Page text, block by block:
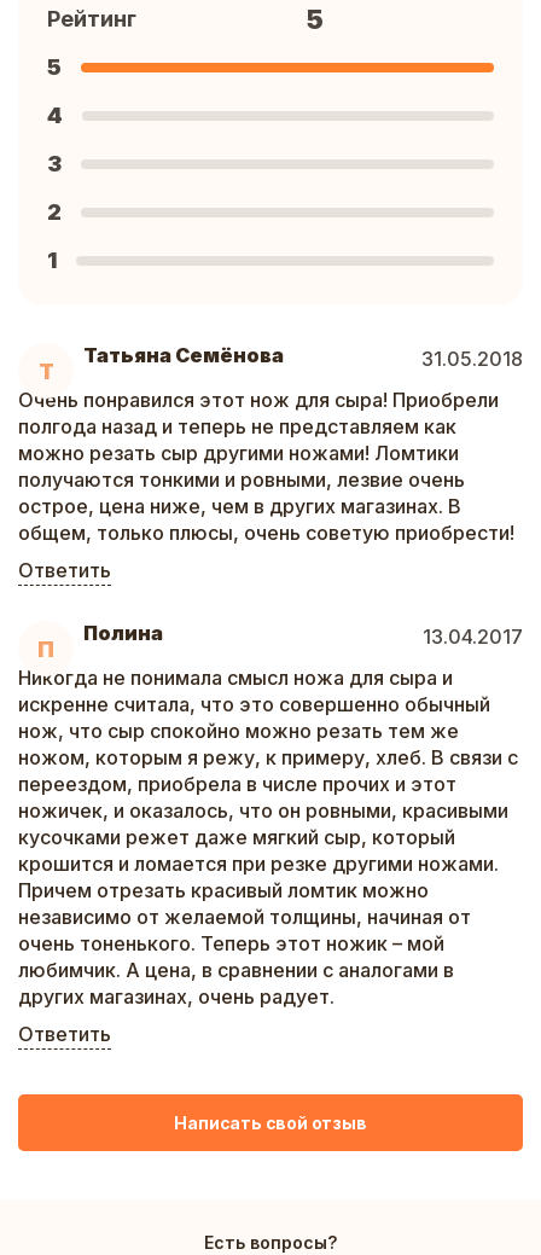
Т
Татьяна Семёнова
31.05.2018
Очень понравился этот нож для сыра! Приобрели
полгода назад и теперь не представляем как
можно резать сыр другими ножами! Ломтики
получаются тонкими и ровными, лезвие очень
острое, цена ниже, чем в других магазинах. В
общем, только плюсы, очень советую приобрести!
Ответить
П
Полина
13.04.2017
Никогда не понимала смысл ножа для сыра и
искренне считала, что это совершенно обычный
нож, что сыр спокойно можно резать тем же
ножом, которым я режу, к примеру, хлеб. В связи с
переездом, приобрела в числе прочих и этот
ножичек, и оказалось, что он ровными, красивыми
кусочками режет даже мягкий сыр, который
крошится и ломается при резке другими ножами.
Причем отрезать красивый ломтик можно
независимо от желаемой толщины, начиная от
очень тоненького. Теперь этот ножик – мой
любимчик. А цена, в сравнении с аналогами в
других магазинах, очень радует.
Ответить
Рейтинг 5
5
4
3
2
1
Написать свой отзыв
Есть вопросы?